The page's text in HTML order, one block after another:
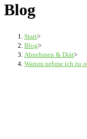
Blog
Start>
Blog>
Abnehmen & Diät>
Warum nehme ich zu